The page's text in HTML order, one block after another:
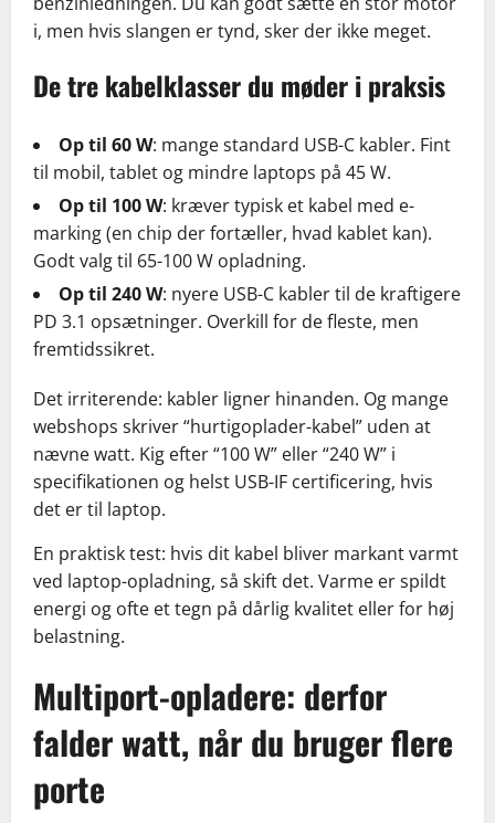
i, men hvis slangen er tynd, sker der ikke meget.
De tre kabelklasser du møder i praksis
Op til 60 W: mange standard USB-C kabler. Fint
til mobil, tablet og mindre laptops på 45 W.
Op til 100 W: kræver typisk et kabel med e-
marking (en chip der fortæller, hvad kablet kan).
Godt valg til 65-100 W opladning.
Op til 240 W: nyere USB-C kabler til de kraftigere
PD 3.1 opsætninger. Overkill for de fleste, men
fremtidssikret.
Det irriterende: kabler ligner hinanden. Og mange
webshops skriver “hurtigoplader-kabel” uden at
nævne watt. Kig efter “100 W” eller “240 W” i
specifikationen og helst USB-IF certificering, hvis
det er til laptop.
En praktisk test: hvis dit kabel bliver markant varmt
ved laptop-opladning, så skift det. Varme er spildt
energi og ofte et tegn på dårlig kvalitet eller for høj
belastning.
Multiport-opladere: derfor
falder watt, når du bruger flere
porte